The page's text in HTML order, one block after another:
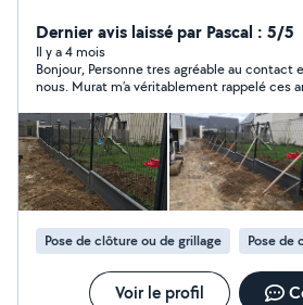
rigide, clôture aluminium, pavé etc..). N'hésitez pas à
consulter toute les réalisations dans
profil
Dernier avis laissé par Pascal : 5/5
Il y a 4 mois
Bonjour, Personne tres agréable au contact et convivial avec
nous. Murat m’a véritablement rappelé ces
domaine. Son approche du travail se
et un sens de l’organisation remarquables. Je tiens
particulièrement à souligner ses qualités
chaque étape est pensée avec soin et
Pose de clôture ou de grillage Pose de
Voir le profil